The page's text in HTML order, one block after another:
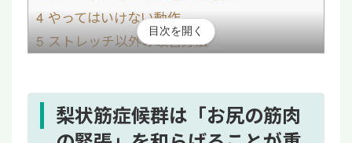
4やってはいけない動作
5ストレッチ以外の改善方法
択肢
8 まとめ|無理のないストレッチ継続が改善に
目次を開く
梨状筋症候群は「お尻の筋肉